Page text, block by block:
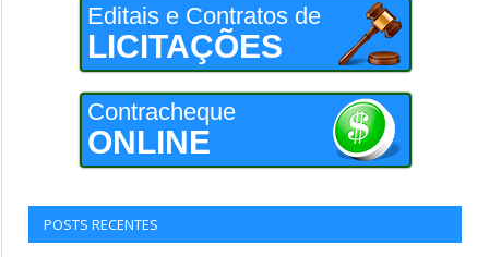
Editais e Contratos de
LICITAÇÕES
Contracheque
ONLINE
POSTS RECENTES